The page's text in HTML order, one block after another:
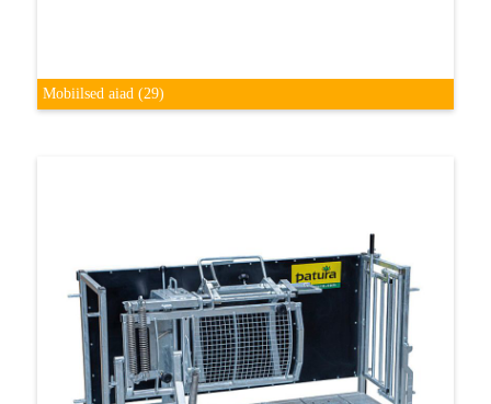
Mobiilsed aiad(29)